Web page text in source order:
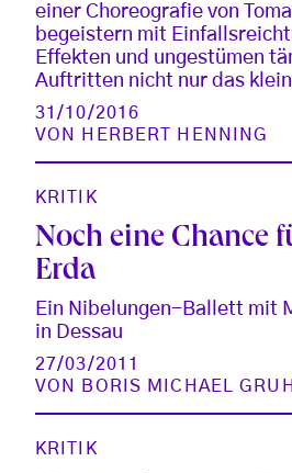
einer Choreografie von
begeistern mit
Effekten und ungestümen
Auftritten nicht nur das
31/10/2016
VON
HERBERT HENNING
KRITIK
Noch eine Chance
Erda
Ein Nibelungen-Ballett mit
in Dessau
27/03/2011
VON
BORIS MICHAEL
KRITIK